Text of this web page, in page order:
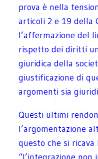
prova è nella
articoli 2 e 19 della
l’affermazione del
rispetto dei diritti
giuridica della
giustificazione di
argomenti sia
Questi ultimi
l’argomentazione
questo che si